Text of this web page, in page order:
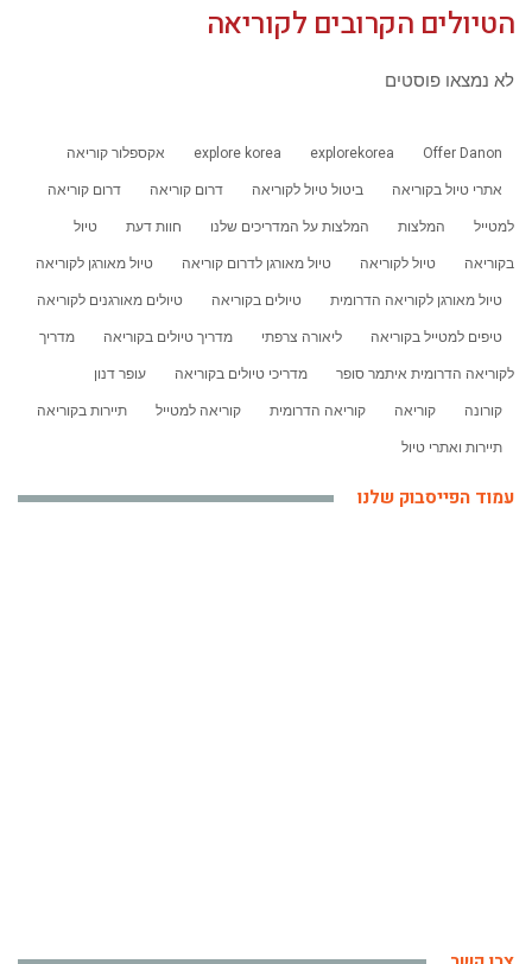
הטיולים הקרובים לקוריאה
לא נמצאו פוסטים
explore korea explorekorea Offer Danon אקספלור קוריאה
אתרי טיול בקוריאה ביטול טיול לקוריאה דרום קוריאה דרום קוריאה
למטייל המלצות המלצות על המדריכים שלנו חוות דעת טיול
בקוריאה טיול לקוריאה טיול מאורגן לדרום קוריאה טיול מאורגן לקוריאה
טיול מאורגן לקוריאה הדרומית טיולים בקוריאה טיולים מאורגנים לקוריאה
טיפים למטייל בקוריאה ליאורה צרפתי מדריך טיולים בקוריאה מדריך
לקוריאה הדרומית איתמר סופר מדריכי טיולים בקוריאה עופר דנון
קורונה קוריאה קוריאה הדרומית קוריאה למטייל תיירות בקוריאה
תיירות ואתרי טיול
עמוד הפייסבוק שלנו